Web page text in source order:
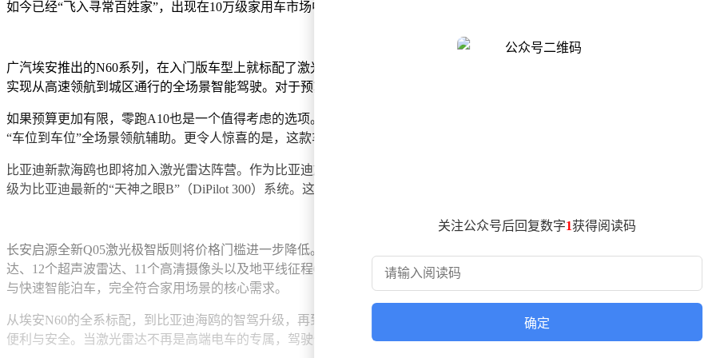
如今已经“飞入寻常百姓家”，出现在10万级家用车市场中，为普通消费者带来了更智能、更安全的驾驶体验。
广汽埃安推出的N60系列，在入门版车型上就标配了激光雷达和4D毫米波雷达，售价仅为10.68万。这款车搭载高通8650芯片
实现从高速领航到城区通行的全场景智能驾驶。对于预算有限但又想体验前沿辅助驾驶科技的消费者来说，埃安N60无疑是
如果预算更加有限，零跑A10也是一个值得考虑的选项。作为一款纯电小型SUV，零跑A10定位为“智能精品长续航SUV”，搭
“车位到车位”全场景领航辅助。更令人惊喜的是，这款车的顶配版本售价仅为8.68万，且在智能和舒适性配置上也毫不吝啬，
比亚迪新款海鸥也即将加入激光雷达阵营。作为比亚迪旗下最入门级的热销车型，新款海鸥的智驾版售价在6.98万至8.58万
级为比亚迪最新的“天神之眼B”（DiPilot 300）系统。这意味着消费者只需花费少量选装费用，就能获得高阶智能辅助驾驶体
长安启源全新Q05激光极智版则将价格门槛进一步降低。该车型在天猫上的限时补贴后售价低至8.99万起，成为9万内唯一标
达、12个超声波雷达、11个高清摄像头以及地平线征程6M驾驶芯片，算力达128TOPS。配合HUAWEI HiCar 3D车控OTA功
与快速智能泊车，完全符合家用场景的核心需求。
从埃安N60的全系标配，到比亚迪海鸥的智驾升级，再到零跑A10的低价入市，激光雷达的成本门槛正在被逐步打破。科技的
便利与安全。当激光雷达不再是高端电车的专属，驾驶体验也将因此变得更加从容。
关注公众号后回复数字1获得阅读码
确定